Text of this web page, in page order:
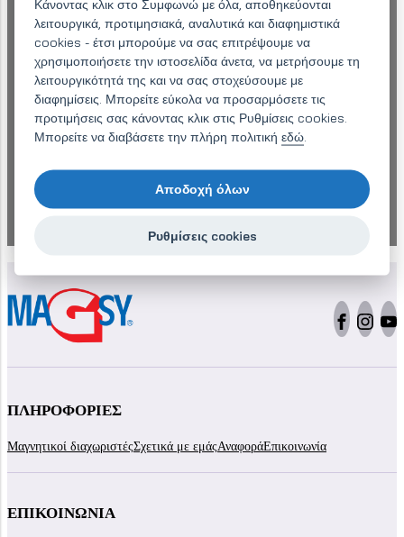
Κάνοντας κλικ στο Συμφωνώ με όλα, αποθηκεύονται
λειτουργικά, προτιμησιακά, αναλυτικά και διαφημιστικά
cookies - έτσι μπορούμε να σας επιτρέψουμε να
χρησιμοποιήσετε την ιστοσελίδα άνετα, να μετρήσουμε τη
λειτουργικότητά της και να σας στοχεύσουμε με
διαφημίσεις. Μπορείτε εύκολα να προσαρμόσετε τις
προτιμήσεις σας κάνοντας κλικ στις Ρυθμίσεις cookies.
Μπορείτε να διαβάσετε την πλήρη πολιτικήεδώ
Αποδοχή όλων
Ρυθμίσεις cookies
Συμφωνώ μεεπεξεργασία προσωπικών δεδομένωνγια τον σκοπό
της επεξεργασίας της έρευνάς μου
Αποστολή μηνύματος
Καλέστε στο +420 577 220 497
ΠΛΗΡΟΦΟΡΊΕΣ
Μαγνητικοί διαχωριστέςΣχετικά με εμάςΑναφοράΕπικοινωνία
ΕΠΙΚΟΙΝΩΝΊΑ